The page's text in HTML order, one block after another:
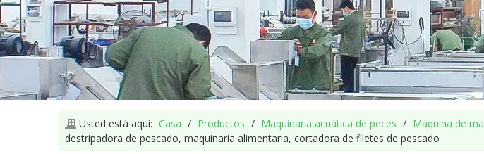
Usted está aquí: Casa / Productos / Maquinaria acuática de peces / Máquina de
destripadora de pescado, maquinaria alimentaria, cortadora de filetes de pescado